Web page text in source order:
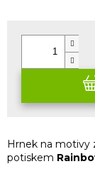
Hrnek na motivy
potiskem